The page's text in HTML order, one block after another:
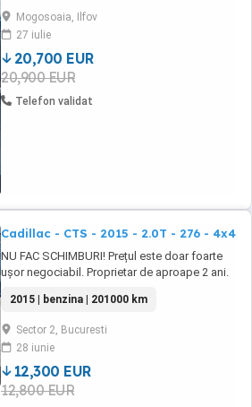
tehnica, mentenanta e facuta la zi la service
specializat. VIN: 1GYS47EJ4DR106986
Mogosoaia, Ilfov
27 iulie
20,700 EUR
20,900 EUR
Telefon validat
Cadillac - CTS - 2015 - 2.0T - 276 - 4x4
NU FAC SCHIMBURI! Prețul este doar foarte
ușor negociabil. Proprietar de aproape 2 ani.
vânzării. Adusă din Germania în 2019, la
momentul respectiv având 160.000 km. Stare
tehnică și estetică bună. Cutia schimbă foarte
bine și la rece și la cald, fără ...
2015 | benzina | 201000 km
Sector 2, Bucuresti
28 iunie
12,300 EUR
12,800 EUR